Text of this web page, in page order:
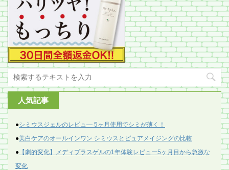
人気記事
●シミウスジェルのレビュ― 5ヶ月使用でシミが薄く！
●美白ケアのオールインワン シミウスとピュアメイジングの比較
● 【劇的変化】メディプラスゲルの1年体験レビュー5ヶ月目から急激な
変化